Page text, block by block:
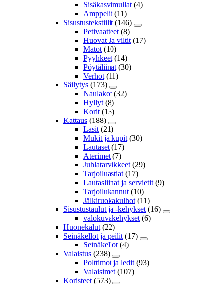
Sisäkasvimullat (4)
Amppelit (11)
Sisustustekstiilit (146)
Petivaatteet (8)
Huovat Ja viltit (17)
Matot (10)
Pyyhkeet (14)
Pöytäliinat (30)
Verhot (11)
Säilytys (173)
Naulakot (32)
Hyllyt (8)
Korit (13)
Kattaus (188)
Lasit (21)
Mukit ja kupit (30)
Lautaset (17)
Aterimet (7)
Juhlatarvikkeet (29)
Tarjoiluastiat (17)
Lautasliinat ja servietit (9)
Tarjoilukannut (10)
Jälkiruokakulhot (11)
Sisustustaulut ja -kehykset (16)
valokuvakehykset (6)
Huonekalut (22)
Seinäkellot ja peilit (17)
Seinäkellot (4)
Valaistus (238)
Polttimot ja ledit (93)
Valaisimet (107)
Koristeet (573)